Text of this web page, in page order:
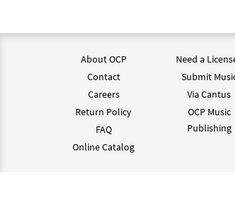
About OCP
Contact
Careers
Return Policy
FAQ
Online Catalog
Need a
Submit
Via Cantus
OCP Music
Publishing